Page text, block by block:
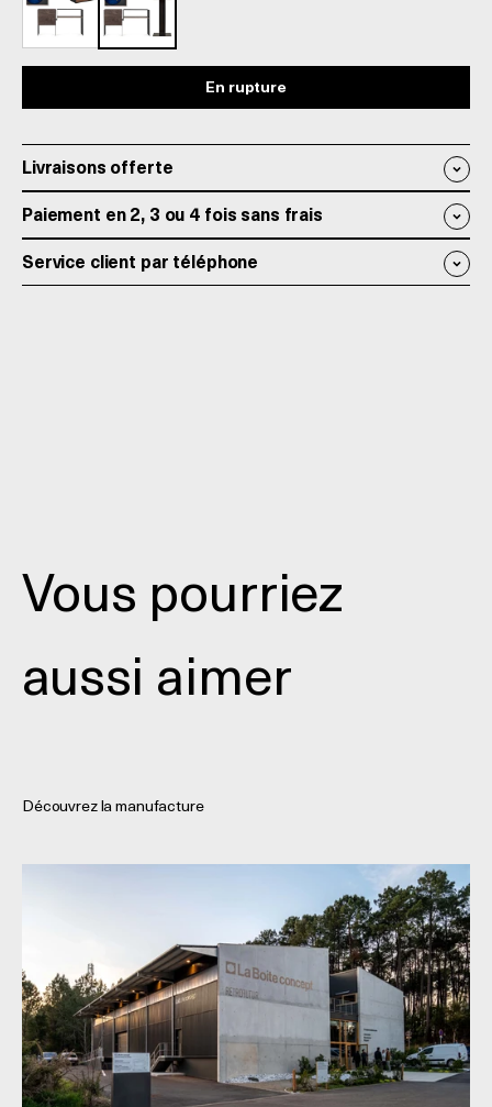
En rupture
Livraisons offerte
Paiement en 2, 3 ou 4 fois sans frais
Service client par téléphone
Vous pourriez
aussi aimer
Découvrez la manufacture